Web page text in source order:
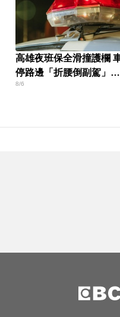
高雄夜班保全滑撞護欄
停路邊「折腰倒副駕」
亡！
8/6
爭議「開拍新
涉工程回扣驚
織欽遭檢調搜